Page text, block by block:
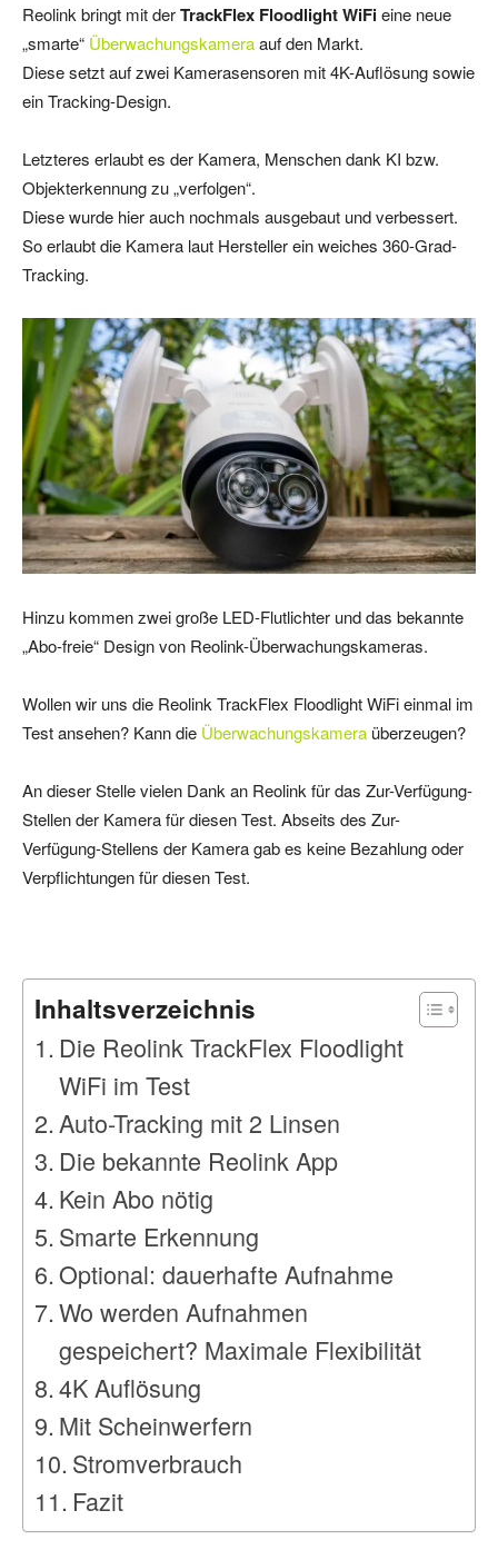
Reolink bringt mit derTrackFlex Floodlight WiFieine neue
„smarte“ Überwachungskameraauf den Markt.
Diese setzt auf zwei Kamerasensoren mit 4K-Auflösung sowie
ein Tracking-Design.
Letzteres erlaubt es der Kamera, Menschen dank KI bzw.
Objekterkennung zu „verfolgen“.
Diese wurde hier auch nochmals ausgebaut und verbessert.
So erlaubt die Kamera laut Hersteller ein weiches 360-Grad-
Tracking.
Hinzu kommen zwei große LED-Flutlichter und das bekannte
„Abo-freie“ Design von Reolink-Überwachungskameras.
Wollen wir uns die Reolink TrackFlex Floodlight WiFi einmal im
Test ansehen? Kann die Überwachungskamera überzeugen?
An dieser Stelle vielen Dank an Reolink für das Zur-Verfügung-
Stellen der Kamera für diesen Test. Abseits des Zur-
Verfügung-Stellens der Kamera gab es keine Bezahlung oder
Verpflichtungen für diesen Test.
Inhaltsverzeichnis
Die Reolink TrackFlex Floodlight
WiFi im Test
Auto-Tracking mit 2 Linsen
Die bekannte Reolink App
Kein Abo nötig
Smarte Erkennung
Optional: dauerhafte Aufnahme
Wo werden Aufnahmen
gespeichert? Maximale Flexibilität
4K Auflösung
Mit Scheinwerfern
Stromverbrauch
Fazit